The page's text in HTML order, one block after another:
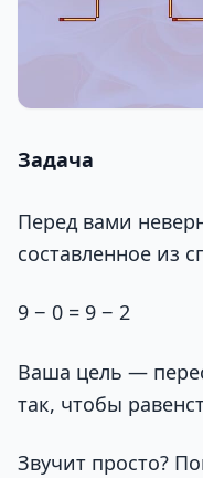
Задача
Перед вами
составленное из
9 − 0 = 9 − 2
Ваша цель —
так, чтобы
Звучит просто?